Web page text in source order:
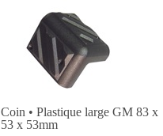
Coin • Plastique large GM 83 x
53 x 53mm